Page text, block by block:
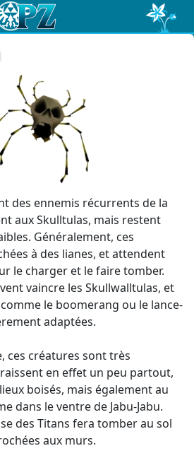
des ennemis récurrents de la
aux Skulltulas, mais restent
Généralement, ces
à des lianes, et attendent
le charger et le faire tomber.
vaincre les Skullwalltulas, et
le boomerang ou le lance-
adaptées.
ces créatures sont très
en effet un peu partout,
boisés, mais également au
dans le ventre de Jabu-Jabu.
des Titans fera tomber au sol
aux murs.